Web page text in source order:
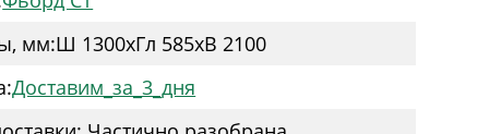
мм:Ш 1300xГл 585xВ 2100
Доставим_за_3_дня